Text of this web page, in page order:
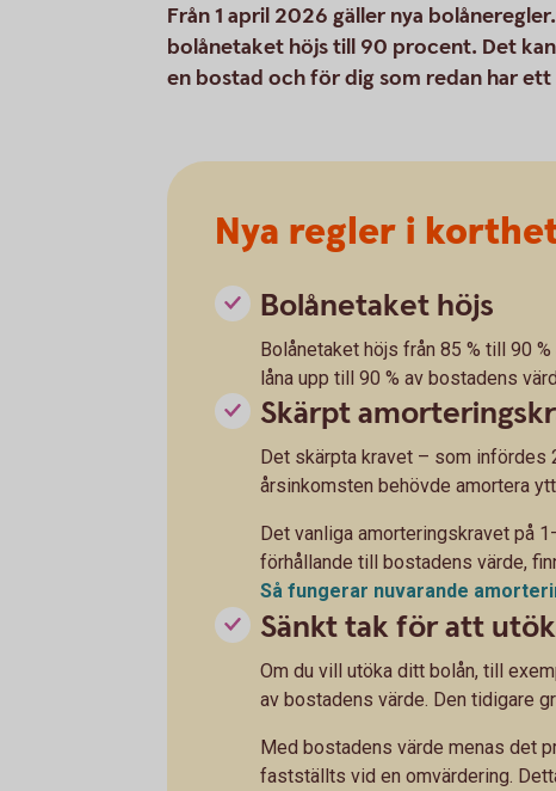
Från 1 april 2026 gäller nya
bolånetaket höjs till 90 procent. Det
en bostad och för dig som redan har
Nya regler i
Bolånetaket höjs
Bolånetaket höjs från 85 % till 90
låna upp till 90 % av bostadens
Skärpt
Det skärpta kravet – som infördes
årsinkomsten behövde amortera
Det vanliga amorteringskravet på
förhållande till bostadens värde,
Så fungerar nuvarande
Sänkt tak för att
Om du vill utöka ditt bolån, till
av bostadens värde. Den tidigare
Med bostadens värde menas det
fastställts vid en omvärdering.